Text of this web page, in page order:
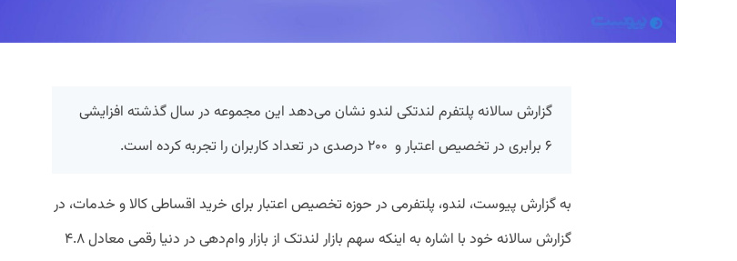
گزارش سالانه پلتفرم لندتکی لندو نشان می‌دهد این مجموعه در سال گذشته افزایشی
۶ برابری در تخصیص اعتبار و ۲۰۰ درصدی در تعداد کاربران را تجربه کرده است.
به گزارش پیوست،‌ لندو، پلتفرمی در حوزه تخصیص اعتبار برای خرید اقساطی کالا و خدمات، در
گزارش سالانه خود با اشاره به اینکه سهم بازار لندتک از بازار وام‌دهی در دنیا رقمی معادل ۴.۸